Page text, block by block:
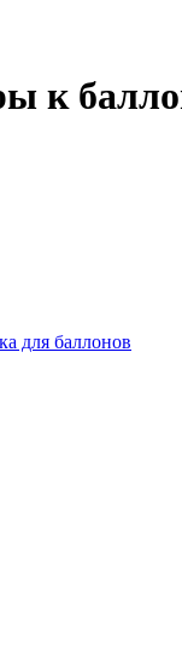
к
для баллонов